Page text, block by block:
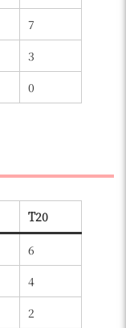
7
3
0
T20
6
4
2